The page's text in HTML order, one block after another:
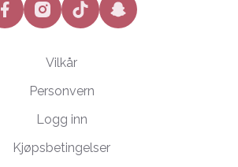
facebookinstagramtiktok snapchat
Vilkår
Personvern
Logg inn
Kjøpsbetingelser